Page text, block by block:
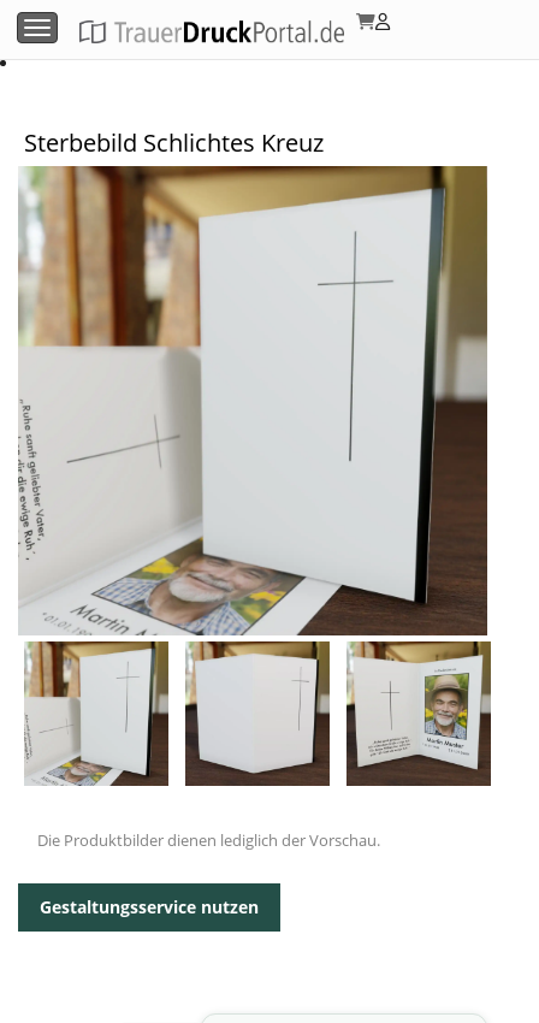
Menü umschalten
Sterbebild Schlichtes Kreuz
Die Produktbilder dienen lediglich der Vorschau.
Gestaltungsservice nutzen